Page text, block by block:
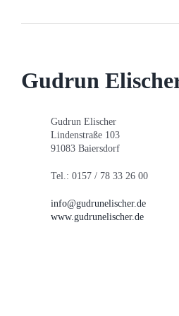
Gudrun
Gudrun Elischer
Lindenstraße 103
91083 Baiersdorf
Tel.: 0157 / 78 33 26 00
info@gudrunelischer.de
www.gudrunelischer.de